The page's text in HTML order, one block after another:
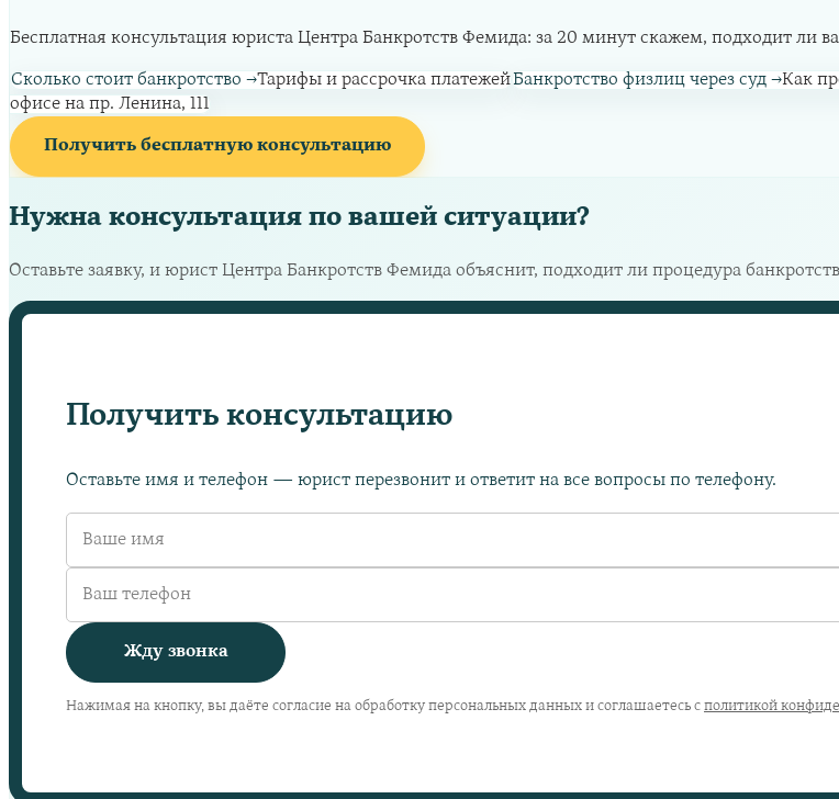
Бесплатная консультация юриста Центра Банкротств Фемида: за 20 минут скажем, подходит ли
Сколько стоит банкротство →Тарифы и рассрочка платежейБанкротство физлиц через суд →Как
офисе на пр. Ленина, 111
Получить бесплатную консультацию
Нужна консультация по вашей ситуации?
Оставьте заявку, и юрист Центра Банкротств Фемида объяснит, подходит ли процедура
Получить консультацию
Оставьте имя и телефон — юрист перезвонит и ответит на все вопросы по телефону.
Жду звонка
Нажимая на кнопку, вы даёте согласие на обработку персональных данных и соглашаетесь с политикой